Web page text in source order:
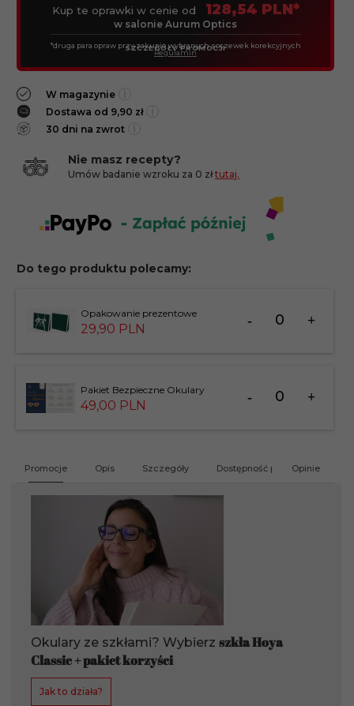
Kup te oprawki w cenie od 128,54 PLN*
w salonie Aurum Optics
*druga para opraw przy zakupie wybranych soczewek korekcyjnych
SZCZEGÓŁY PROMOCJI
Regulamin
W magazynie
Dostawa od 9,90 zł
30 dni na zwrot
Nie masz recepty?
Umów badanie wzroku za 0 złtutaj.
Do tego produktu polecamy:
Opakowanie prezentowe
29,90 PLN
dla
Pakiet Bezpieczne Okulary
49,00 PLN
dla
Promocje Opis Szczegóły Dostępność produktu
Opinie
Okulary ze szkłami? Wybierz szkła Hoya
Classic + pakiet korzyści
Jak to działa?